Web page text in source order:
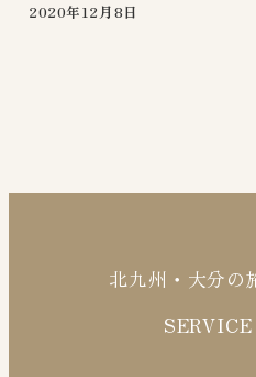
2020年12月8日
北九州・大分の